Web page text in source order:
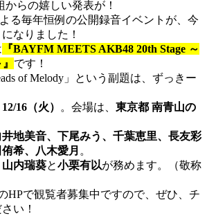
からの嬉しい発表が！
る毎年恒例の公開録音イベントが、今
なりました！
『BAYFM MEETS AKB48 20th Stage ～
です！
of Melody」という副題は、ずっきー
12/16（火） 。会場は、 東京都 南青山の
井地美音、下尾みう、千葉恵里、長友彩
希、八木愛月 。
山内瑞葵と小栗有以が務めます。（敬称
HPで観覧者募集中ですので、ぜひ、チ
い！